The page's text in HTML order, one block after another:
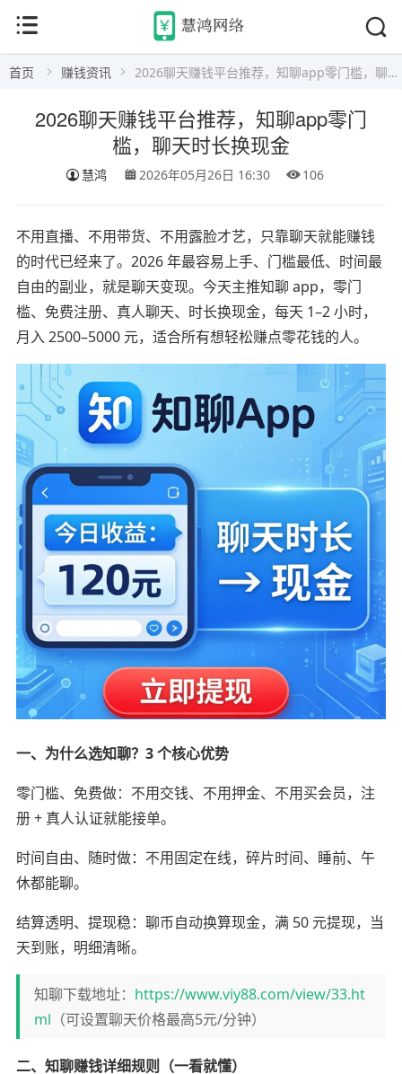
首页 赚钱资讯 2026聊天赚钱平台推荐，知聊app零门槛，聊天时长换现金
2026聊天赚钱平台推荐，知聊app零门
槛，聊天时长换现金
慧鸿 2026年05月26日 16:30 106
不用直播、不用带货、不用露脸才艺，只靠聊天就能赚钱
的时代已经来了。2026 年最容易上手、门槛最低、时间最
自由的副业，就是聊天变现。今天主推知聊 app，零门
槛、免费注册、真人聊天、时长换现金，每天 1–2 小时，
月入 2500–5000 元，适合所有想轻松赚点零花钱的人。
一、为什么选知聊？3 个核心优势
零门槛、免费做：不用交钱、不用押金、不用买会员，注
册 + 真人认证就能接单。
时间自由、随时做：不用固定在线，碎片时间、睡前、午
休都能聊。
结算透明、提现稳：聊币自动换算现金，满 50 元提现，当
天到账，明细清晰。
知聊下载地址： https://www.viy88.com/view/33.ht
ml （可设置聊天价格最高5元/分钟）
二、知聊赚钱详细规则（一看就懂）